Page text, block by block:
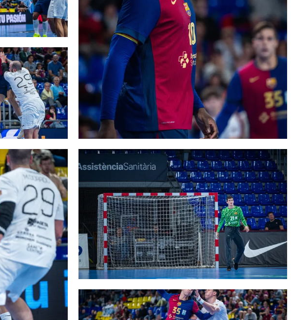
FC Barcelona club badge
FC Barcelona club badge